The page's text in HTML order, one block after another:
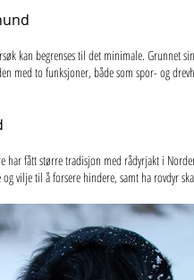
kan begrenses til det minimale. Grunnet
med to funksjoner, både som spor- og
har fått større tradisjon med rådyrjakt i
vilje til å forsere hindere, samt ha rovdyr